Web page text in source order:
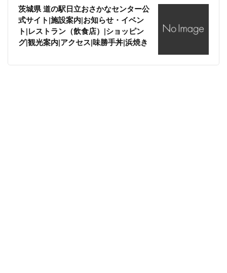
茨城県 道の駅日立おさかなセンター公
式サイト|施設案内|お知らせ・イベン
ト|レストラン（飲食店）|ショッピン
グ|観光案内|アクセス|味勝手丼|浜焼き